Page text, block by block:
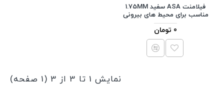
فیلامنت ASA سفید 1.75MM
مناسب برای محیط های بیرونی
0 تومان
نمایش 1 تا 3 از 3 (1 صفحه)